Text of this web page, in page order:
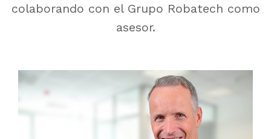
colaborando con el Grupo Robatech como
asesor.